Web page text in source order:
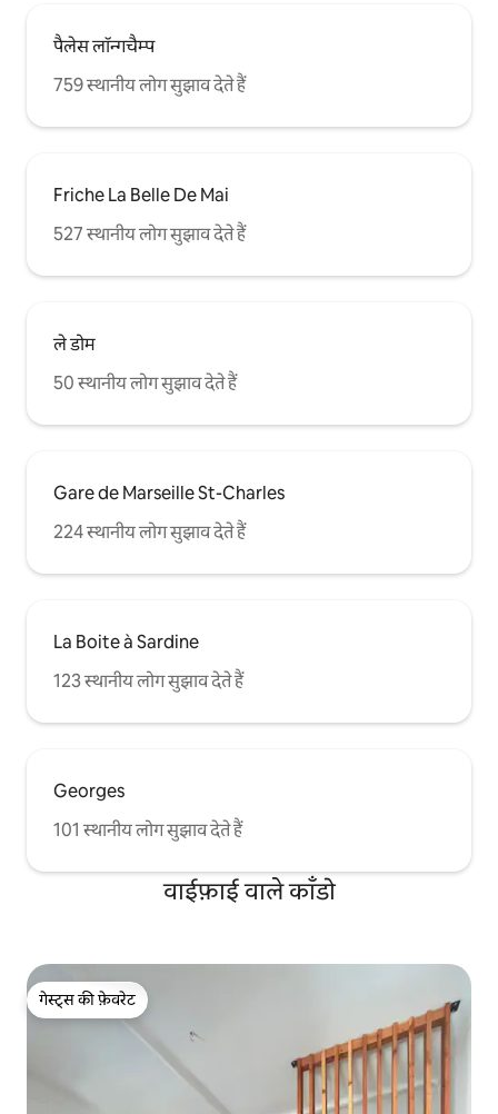
पैलेस लॉन्गचैम्प
759 स्थानीय लोग सुझाव देते हैं
Friche La Belle De Mai
527 स्थानीय लोग सुझाव देते हैं
ले डोम
50 स्थानीय लोग सुझाव देते हैं
Gare de Marseille St-Charles
224 स्थानीय लोग सुझाव देते हैं
La Boite à Sardine
123 स्थानीय लोग सुझाव देते हैं
Georges
101 स्थानीय लोग सुझाव देते हैं
वाईफ़ाई वाले काँडो
गेस्ट्स की फ़ेवरेट
गेस्ट्स की फ़ेवरेट